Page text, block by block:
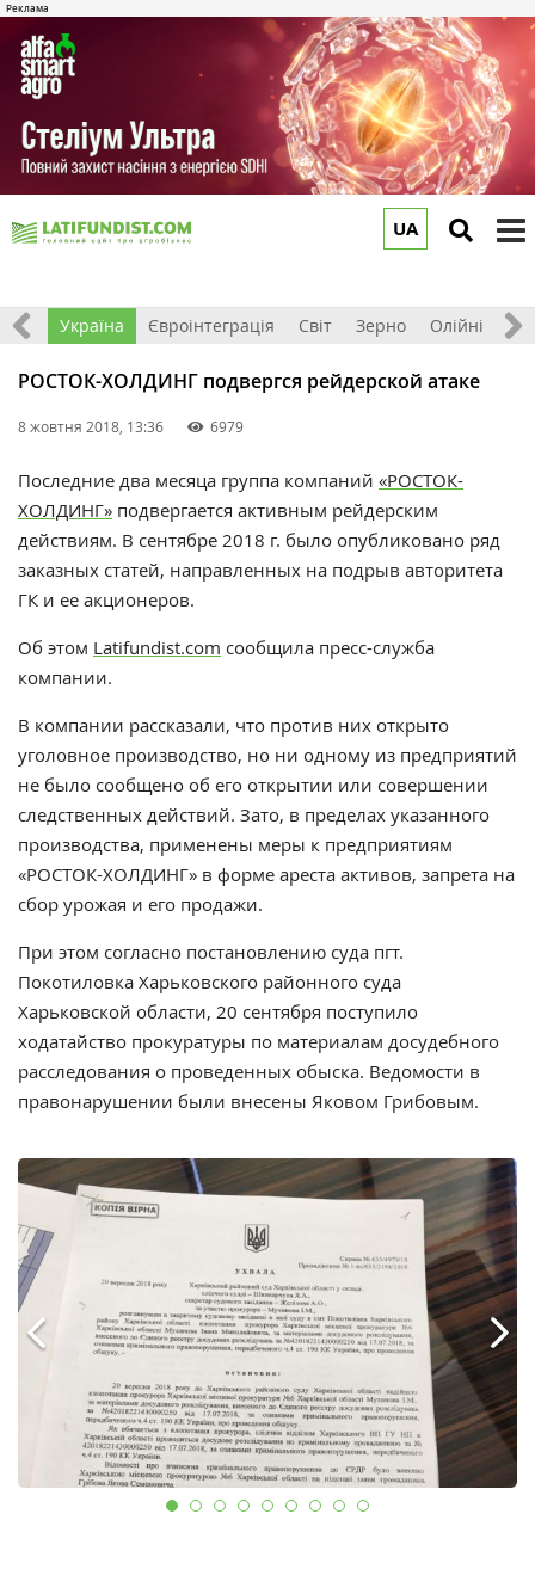
UA
Все Україна Євроінтеграція Світ Зерно Олійні
РОСТОК-ХОЛДИНГ подвергся рейдерской атаке
8 жовтня 2018, 13:36 6979
Последние два месяца группа компаний «РОСТОК-
ХОЛДИНГ» подвергается активным рейдерским
действиям. В сентябре 2018 г. было опубликовано ряд
заказных статей, направленных на подрыв авторитета
ГК и ее акционеров.
Об этом Latifundist.com сообщила пресс-служба
компании.
В компании рассказали, что против них открыто
уголовное производство, но ни одному из предприятий
не было сообщено об его открытии или совершении
следственных действий. Зато, в пределах указанного
производства, применены меры к предприятиям
«РОСТОК-ХОЛДИНГ» в форме ареста активов, запрета на
сбор урожая и его продажи.
При этом согласно постановлению суда пгт.
Покотиловка Харьковского районного суда
Харьковской области, 20 сентября поступило
ходатайство прокуратуры по материалам досудебного
расследования о проведенных обыска. Ведомости в
правонарушении были внесены Яковом Грибовым.